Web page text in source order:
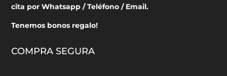
cita por Whatsapp / Teléfono / Email.
Tenemos bonos regalo!
COMPRA SEGURA